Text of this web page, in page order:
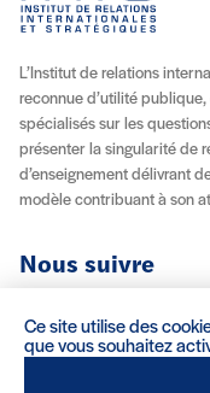
L’Institut de relations
reconnue d’utilité
spécialisés sur les
présenter la singularité de
d’enseignement délivrant
modèle contribuant à son
Nous suivre
YoutubeInstagramFacebook
X
À propos
Recrutement
Ce site utilise des
que vous souhaitez